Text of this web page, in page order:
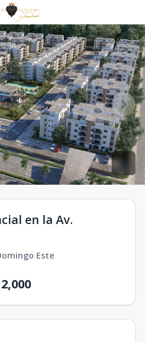
en la Av.
Este
Ecologica - Black Lion